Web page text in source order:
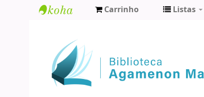
Agamenon
Magalhães
Carrinho Listas